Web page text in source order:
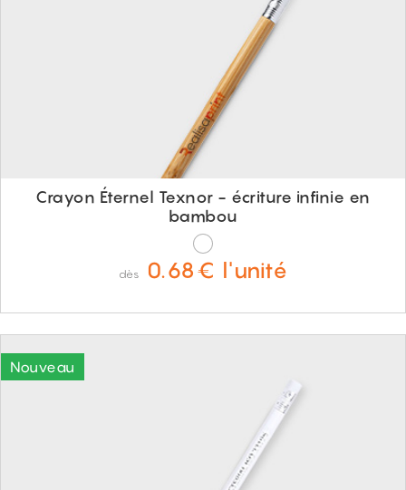
Crayon Éternel Texnor - écriture infinie en
bambou
dès 0.68€ l'unité